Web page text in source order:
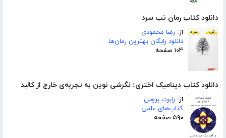
دانلود کتاب رمان تب سرد
از: رضا محمودی
دانلود رایگان بهترین رمان‌ها
۱۰۴ صفحه
دانلود کتاب دینامیک اختری: نگرشی نوین به تجربه‌ی خارج از کالبد
از: رابرت بروس
کتاب‌های علمی
۵۹۰ صفحه